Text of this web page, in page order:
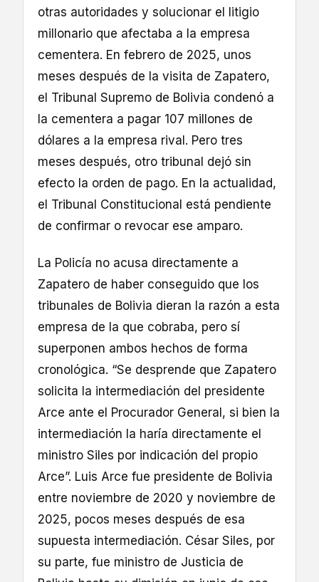
otras autoridades y solucionar el litigio
millonario que afectaba a la empresa
cementera. En febrero de 2025, unos
meses después de la visita de Zapatero,
el Tribunal Supremo de Bolivia condenó a
la cementera a pagar 107 millones de
dólares a la empresa rival. Pero tres
meses después, otro tribunal dejó sin
efecto la orden de pago. En la actualidad,
el Tribunal Constitucional está pendiente
de confirmar o revocar ese amparo.
La Policía no acusa directamente a
Zapatero de haber conseguido que los
tribunales de Bolivia dieran la razón a esta
empresa de la que cobraba, pero sí
superponen ambos hechos de forma
cronológica. “Se desprende que Zapatero
solicita la intermediación del presidente
Arce ante el Procurador General, si bien la
intermediación la haría directamente el
ministro Siles por indicación del propio
Arce”. Luis Arce fue presidente de Bolivia
entre noviembre de 2020 y noviembre de
2025, pocos meses después de esa
supuesta intermediación. César Siles, por
su parte, fue ministro de Justicia de